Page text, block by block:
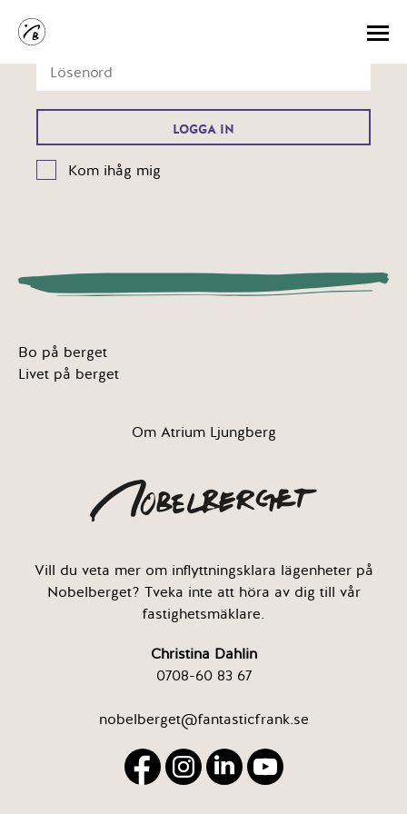
Kom ihåg mig
Bo på berget
Livet på berget
Om Atrium Ljungberg
Vill du veta mer om inflyttningsklara lägenheter på
Nobelberget? Tveka inte att höra av dig till vår
fastighetsmäklare.
Christina Dahlin
0708-60 83 67
nobelberget@fantasticfrank.se